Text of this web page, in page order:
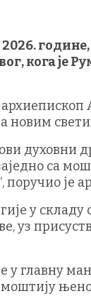
кога је
новим
духовни
са
поручио је
у складу
уз
главну